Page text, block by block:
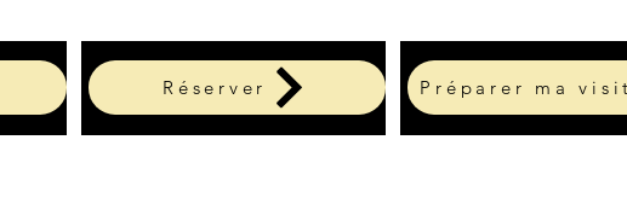
Réserver Préparer ma